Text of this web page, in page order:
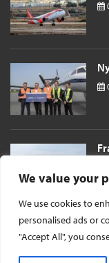
We value your
We use cookies to
personalised ads or
"Accept All", you©